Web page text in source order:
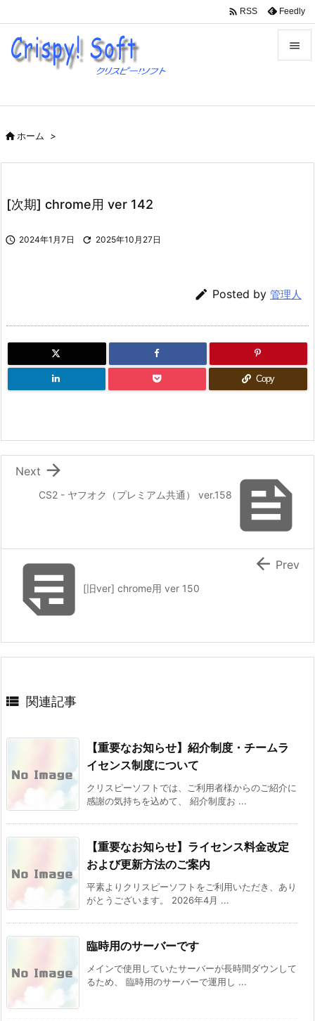


前へ
 RSS Feedly
ホーム >
[次期] chrome用 ver 142
 2024年1月7日  2025年10月27日
 Posted by 管理人
Copy

CS2 - ヤフオク（プレミアム共通） ver.158

Next
[旧ver] chrome用 ver 150
 Prev
 関連記事
【重要なお知らせ】紹介制度・チームラ
イセンス制度について
クリスピーソフトでは、ご利用者様からのご紹介に
感謝の気持ちを込めて、 紹介制度お ...
【重要なお知らせ】ライセンス料金改定
および更新方法のご案内
平素よりクリスピーソフトをご利用いただき、あり
がとうございます。 2026年4月 ...
臨時用のサーバーです
メインで使用していたサーバーが長時間ダウンして
るため、 臨時用のサーバーで運用し ...